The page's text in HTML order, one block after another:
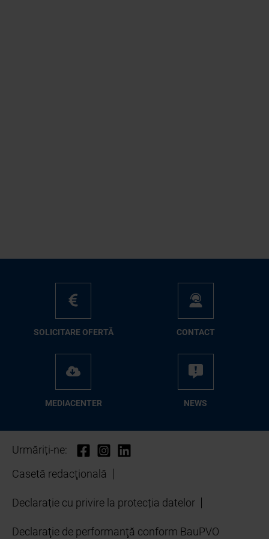
SO­LI­CI­TA­RE OFER­TĂ CON­TA­CT
ME­D­IA­CEN­TER NEWS
Urmăriți-ne:
Casetă redacţională
Declarație cu privire la protecția datelor
Declaraţie de performanţă conform BauPVO